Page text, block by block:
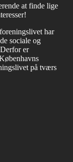
at finde lige
har
sociale og
er
på tværs